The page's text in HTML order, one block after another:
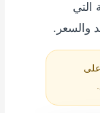
التي
والسعر.
على